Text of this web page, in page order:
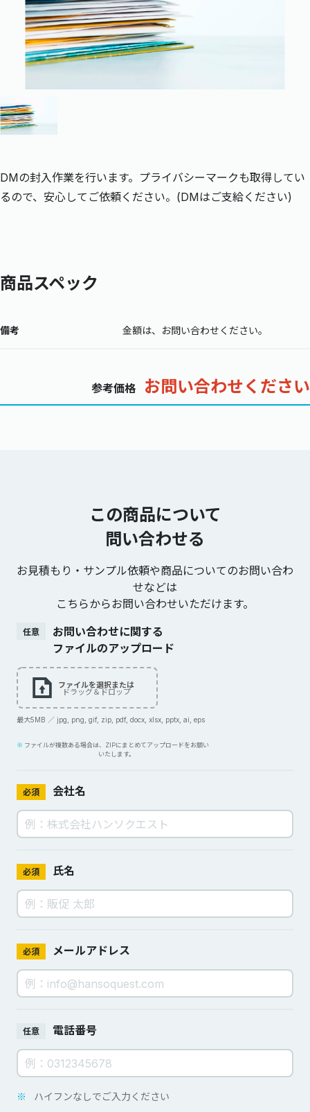
DMの封入作業を行います。プライバシーマークも取得してい
るので、安心してご依頼ください。(DMはご支給ください)
商品スペック
備考 金額は、お問い合わせください。
参考価格 お問い合わせください
この商品について
問い合わせる
お見積もり・サンプル依頼や商品についてのお問い合わ
せなどは
こちらからお問い合わせいただけます。
任意
お問い合わせに関する
ファイルのアップロード
ファイルを選択または
ドラッグ＆ドロップ
最大5MB ／ jpg, png, gif, zip, pdf, docx, xlsx, pptx, ai, eps
ファイルが複数ある場合は、ZIPにまとめてアップロードをお願い
いたします。
必須 会社名
必須 氏名
必須 メールアドレス
任意 電話番号
※ ハイフンなしでご入力ください